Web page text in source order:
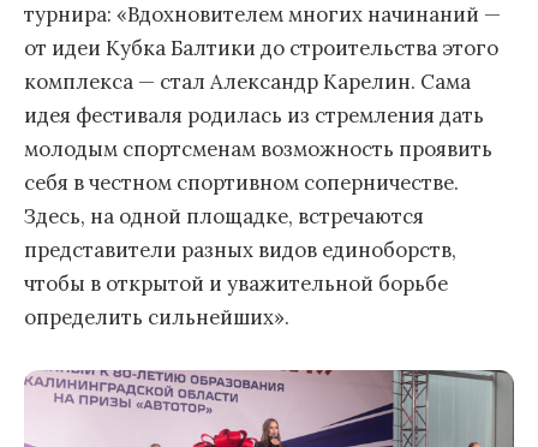
турнира: «Вдохновителем многих начинаний —
от идеи Кубка Балтики до строительства этого
комплекса — стал Александр Карелин. Сама
идея фестиваля родилась из стремления дать
молодым спортсменам возможность проявить
себя в честном спортивном соперничестве.
Здесь, на одной площадке, встречаются
представители разных видов единоборств,
чтобы в открытой и уважительной борьбе
определить сильнейших».